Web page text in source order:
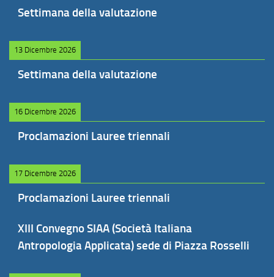
Settimana della valutazione
13 Dicembre 2026
Settimana della valutazione
16 Dicembre 2026
Proclamazioni Lauree triennali
17 Dicembre 2026
Proclamazioni Lauree triennali
XIII Convegno SIAA (Società Italiana
Antropologia Applicata) sede di Piazza Rosselli